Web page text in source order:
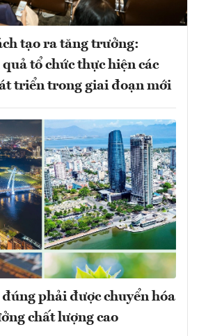
tạo ra tăng trưởng:
tổ chức thực hiện các
triển trong giai đoạn mới
đúng phải được chuyển hóa
chất lượng cao